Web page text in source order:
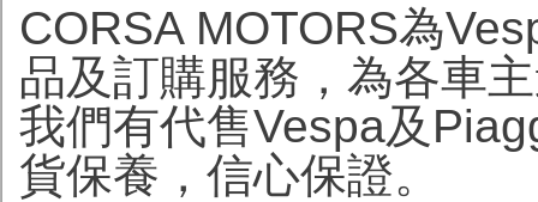
CORSA MOTORS為
品及訂購服務，為各車
我們有代售Vespa及
貨保養，信心保證。